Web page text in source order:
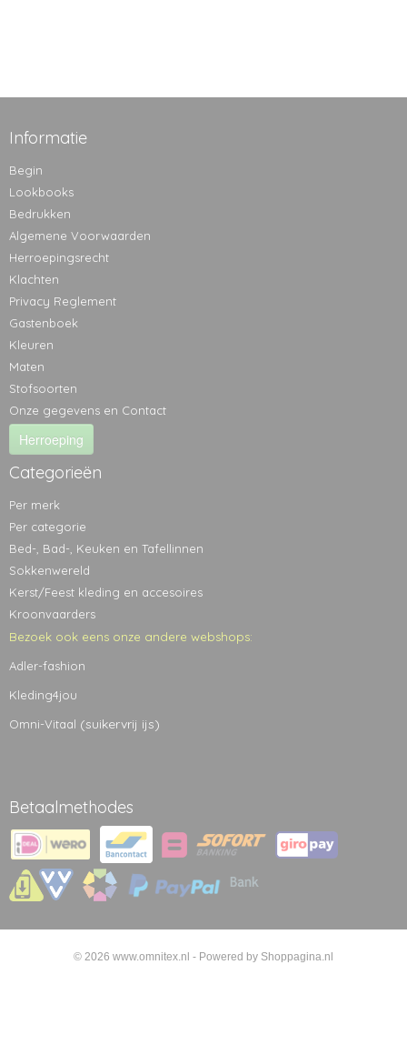
Informatie
Begin
Lookbooks
Bedrukken
Algemene Voorwaarden
Herroepingsrecht
Klachten
Privacy Reglement
Gastenboek
Kleuren
Maten
Stofsoorten
Onze gegevens en Contact
Herroeping
Categorieën
Per merk
Per categorie
Bed-, Bad-, Keuken en Tafellinnen
Sokkenwereld
Kerst/Feest kleding en accesoires
Kroonvaarders
Bezoek ook eens onze andere webshops:
Adler-fashion
Kleding4jou
Omni-Vitaal (suikervrij ijs)
Betaalmethodes
© 2026 www.omnitex.nl - Powered by Shoppagina.nl